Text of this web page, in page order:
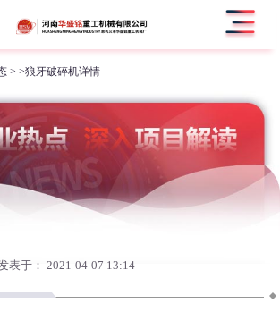
> >狼牙破碎机详情
表于： 2021-04-07 13:14